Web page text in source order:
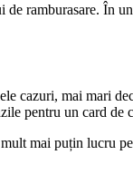
ramburasare. În
cazuri, mai mari
pentru un card de
mai puțin lucru